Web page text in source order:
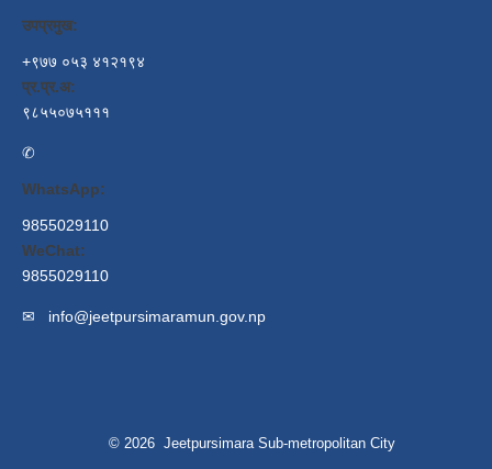
उपप्रमुख:
+९७७ ०५३ ४१२१९४
प्र.प्र.अ:
९८५५०७५१११
✆
WhatsApp:
9855029110
WeChat:
9855029110
✉ info@jeetpursimaramun.gov.np
© 2026 Jeetpursimara Sub-metropolitan City